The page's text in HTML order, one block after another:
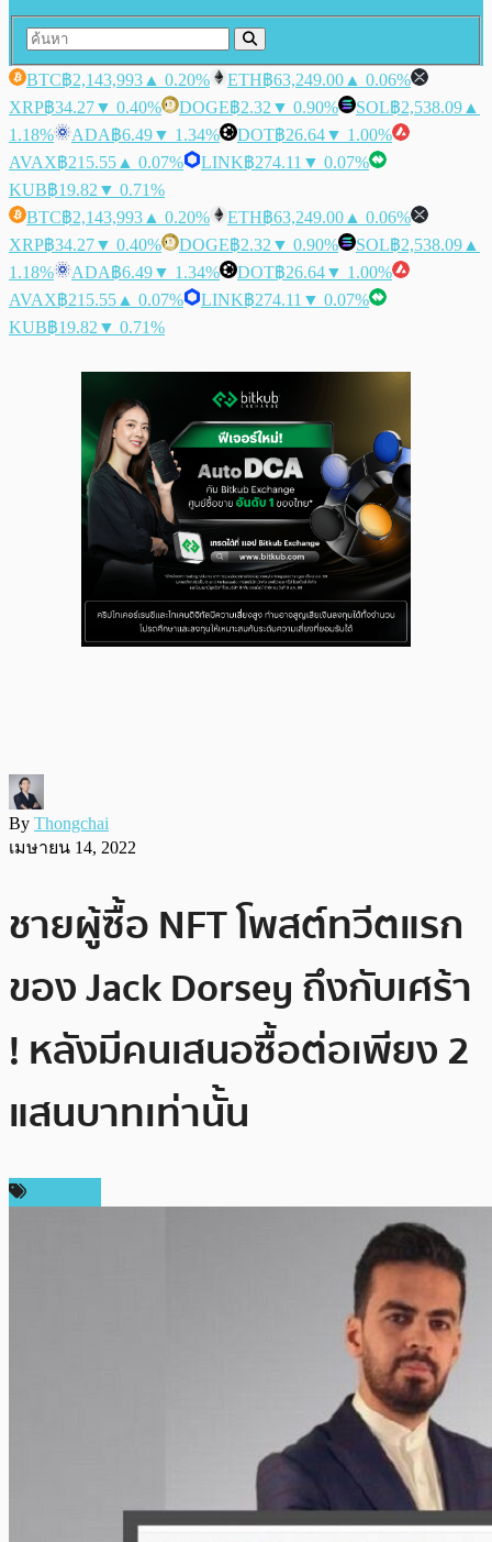
BTC฿2,143,993 ▲ 0.20% ETH฿63,249.00 ▲ 0.06%
XRP฿34.27▼ 0.40% DOGE฿2.32 ▼ 0.90% SOL฿2,538.09 ▲
1.18%
ADA฿6.49▼ 1.34% DOT฿26.64▼ 1.00%
AVAX฿215.55 ▲ 0.07% LINK฿274.11 ▼ 0.07%
KUB฿19.82 ▼ 0.71%
BTC฿2,143,993 ▲ 0.20% ETH฿63,249.00 ▲ 0.06%
XRP฿34.27▼ 0.40% DOGE฿2.32 ▼ 0.90% SOL฿2,538.09 ▲
1.18%
ADA฿6.49▼ 1.34% DOT฿26.64▼ 1.00%
AVAX฿215.55 ▲ 0.07% LINK฿274.11 ▼ 0.07%
KUB฿19.82 ▼ 0.71%
By Thongchai
เมษายน 14, 2022
ชายผู้ซื้อ NFT โพสต์ทวีตแรก
ของ Jack Dorsey ถึงกับเศร้า
! หลังมีคนเสนอซื้อต่อเพียง 2
แสนบาทเท่านั้น